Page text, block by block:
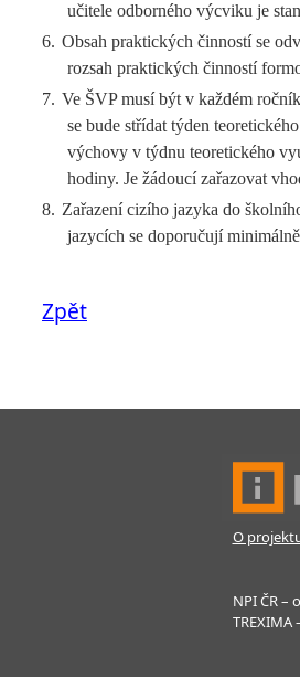
učitele odborného výcviku je
6. Obsah praktických činností se
rozsah praktických činností
7. Ve ŠVP musí být v každém
se bude střídat týden
výchovy v týdnu teoretického
hodiny. Je žádoucí zařazovat
8. Zařazení cizího jazyka do
jazycích se doporučují
Zpět
O
NPI ČR –
TREXIMA